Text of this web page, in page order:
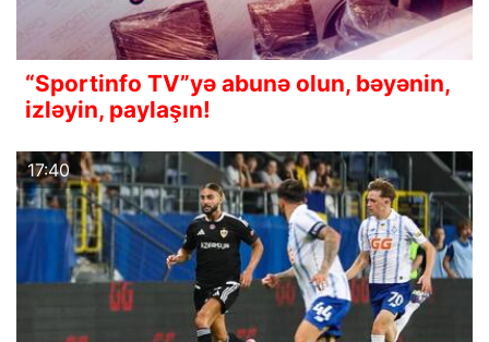
“Sportinfo TV”yə abunə olun, bəyənin,
izləyin, paylaşın!
17:40